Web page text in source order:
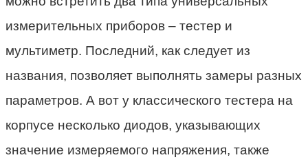
измерительных приборов – тестер и
мультиметр. Последний, как следует из
названия, позволяет выполнять замеры разных
параметров. А вот у классического тестера на
корпусе несколько диодов, указывающих
значение измеряемого напряжения, также